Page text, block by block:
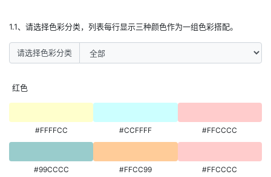
1.1、请选择色彩分类，列表每行显示三种颜色作为一组色彩搭配。
请选择色彩分类
红色
#FFFFCC #CCFFFF #FFCCCC
#99CCCC #FFCC99 #FFCCCC